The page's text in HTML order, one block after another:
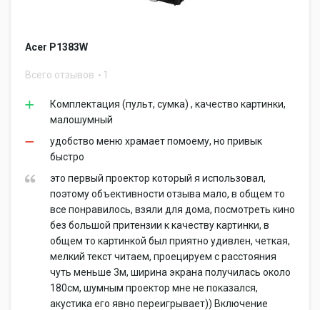
Acer P1383W
Всего отзывов 1
Комплектация (пульт, сумка) , качество картинки,
малошумный
удобство меню храмает помоему, но привык
быстро
это первый проектор который я использовал,
поэтому объективности отзыва мало, в общем то
все понравилось, взяли для дома, посмотреть кино
без большой притензии к качеству картинки, в
общем то картинкой был приятно удивлен, четкая,
мелкий текст читаем, проецируем с расстояния
чуть меньше 3м, ширина экрана получилась около
180см, шумным проектор мне не показался,
акустика его явно переигрывает)) Включение